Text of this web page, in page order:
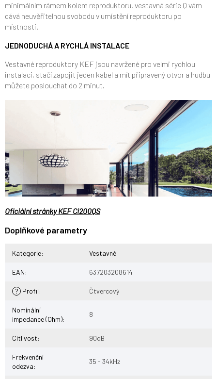
minimálním rámem kolem reproduktoru, vestavná série Q vám
dává neuvěřitelnou svobodu v umístění reproduktoru po
místnosti.
JEDNODUCHÁ A RYCHLÁ INSTALACE
Vestavné reproduktory KEF jsou navržené pro velmi rychlou
instalaci, stačí zapojit jeden kabel a mít připravený otvor a hudbu
můžete poslouchat do 2 minut.
Oficiální stránky KEF Ci200QS
Doplňkové parametry
Kategorie: Vestavné
EAN: 637203208614
? Profil: Čtvercový
Nominální
impedance (Ohm):
8
Citlivost: 90dB
Frekvenční
odezva:
35 - 34kHz